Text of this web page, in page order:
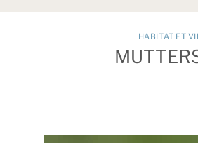
HABITAT ET